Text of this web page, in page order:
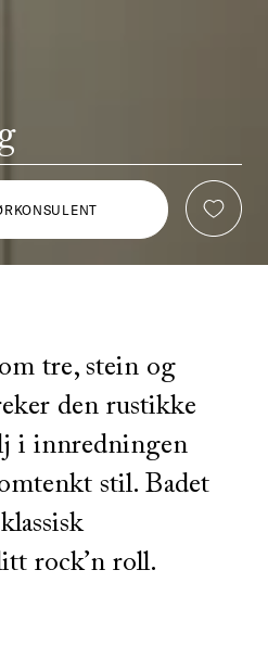
tre, stein og
den rustikke
i innredningen
stil. Badet
rock’n roll.